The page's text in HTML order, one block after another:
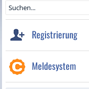
Registrierung
Meldesystem